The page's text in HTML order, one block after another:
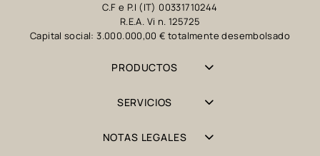
C.F e P.I (IT) 00331710244
R.E.A. Vi n. 125725
Capital social: 3.000.000,00 € totalmente desembolsado
PRODUCTOS
SERVICIOS
NOTAS LEGALES